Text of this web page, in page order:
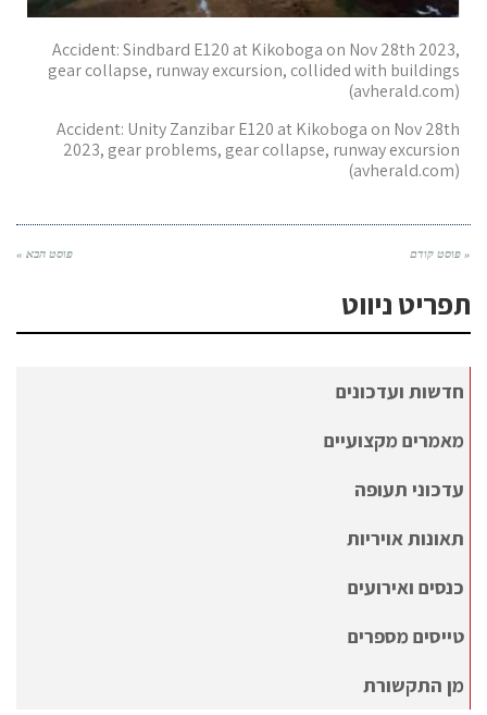
Accident: Sindbard E120 at Kikoboga on Nov 28th 2023,
gear collapse, runway excursion, collided with buildings
(avherald.com)
Accident: Unity Zanzibar E120 at Kikoboga on Nov 28th
2023, gear problems, gear collapse, runway excursion
(avherald.com)
« פוסט קודם פוסט הבא »
תפריט ניווט
חדשות ועדכונים
מאמרים מקצועיים
עדכוני תעופה
תאונות אויריות
כנסים ואירועים
טייסים מספרים
מן התקשורת